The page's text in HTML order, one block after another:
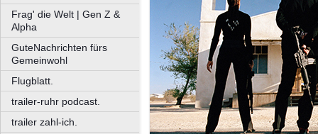
Frag' die Welt | Gen Z &
Alpha
GuteNachrichten fürs
Gemeinwohl
Flugblatt.
trailer-ruhr podcast.
trailer zahl-ich.